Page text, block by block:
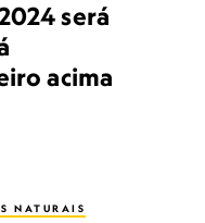
será
acima
NATURAIS